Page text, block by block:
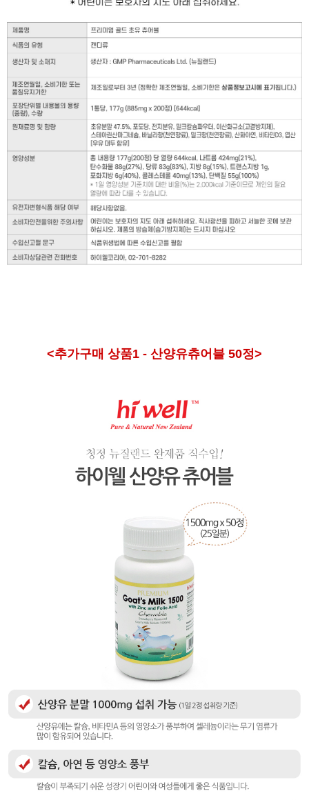
<추가구매 상품1 - 산양유츄어블 50정>